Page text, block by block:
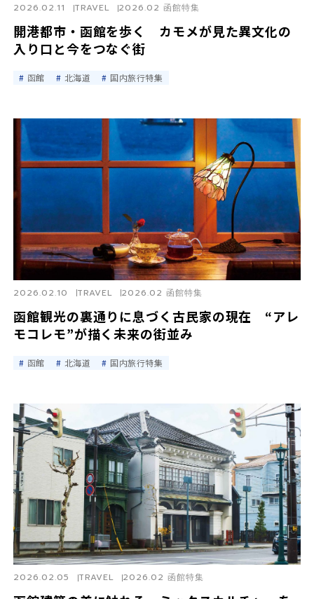
開港都市・函館を歩く カモメが見た異文化の
入り口と今をつなぐ街
2026.02.11 TRAVEL 2026.02 函館特集
函館 北海道 国内旅行特集
函館観光の裏通りに息づく古民家の現在 “アレ
モコレモ”が描く未来の街並み
2026.02.10 TRAVEL 2026.02 函館特集
函館 北海道 国内旅行特集
2026.02.05 TRAVEL 2026.02 函館特集